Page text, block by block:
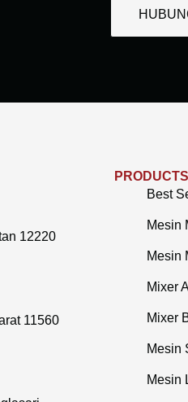
12220
11560
PRODUCTS
Best
Mesin
Mesin
Mixer
Mixer
Mesin
Mesin